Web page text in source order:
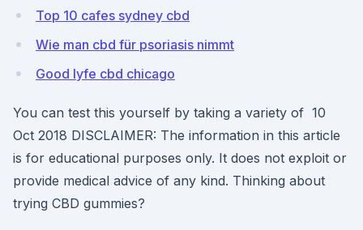
Top 10 cafes sydney cbd
Wie man cbd für psoriasis nimmt
Good lyfe cbd chicago
You can test this yourself by taking a variety of 10
Oct 2018 DISCLAIMER: The information in this article
is for educational purposes only. It does not exploit or
provide medical advice of any kind. Thinking about
trying CBD gummies?